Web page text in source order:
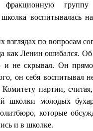
фракционную
воспи­тывалась
взглядах по воп­росам
как Ленин ошибался.
и не скрывал. Он
он себя воспитывал
партии,
школки молодых
которые
и в школке.